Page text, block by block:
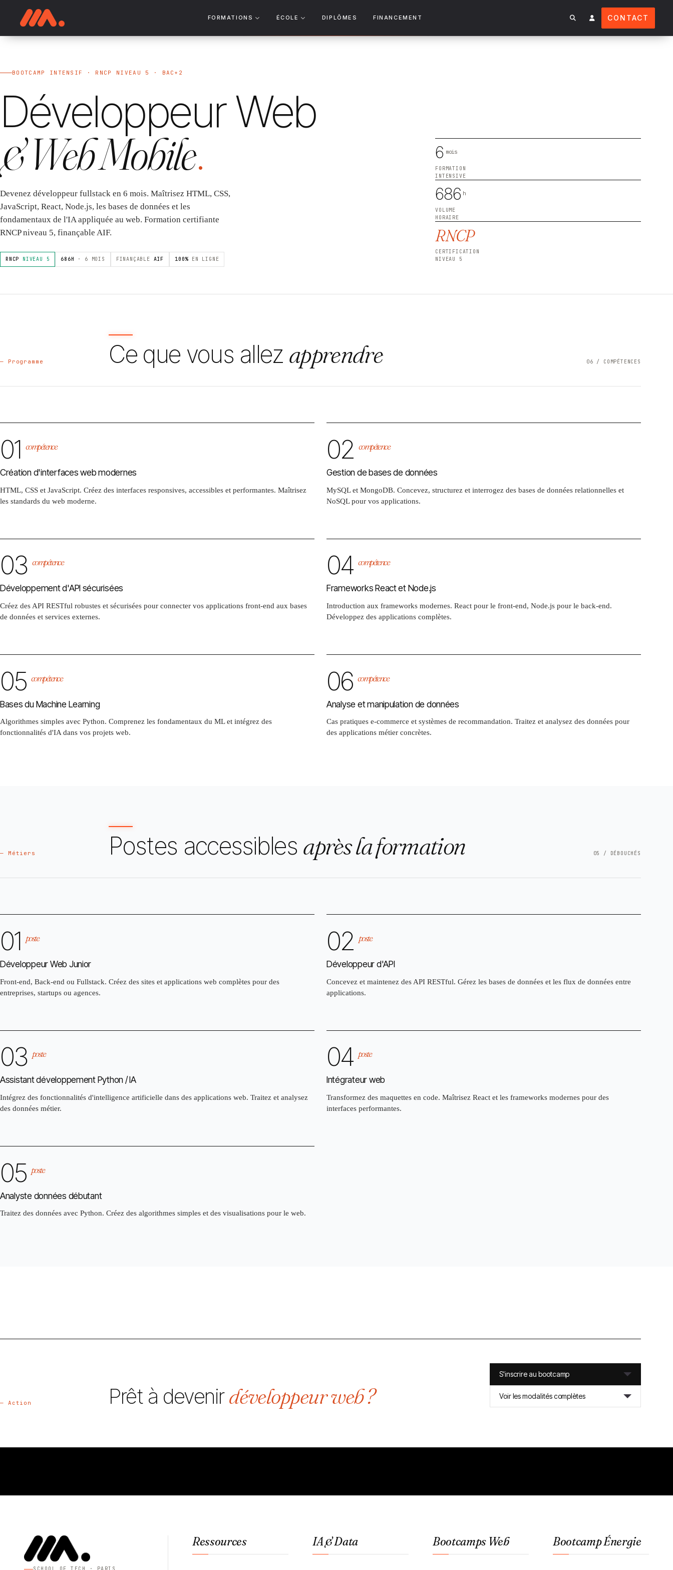
FORMATIONS ÉCOLE DIPLÔMES FINANCEMENT CONTACT
BOOTCAMP INTENSIF · RNCP NIVEAU 5 · BAC+2
Développeur Web
& Web Mobile.
Devenez développeur fullstack en 6 mois. Maîtrisez HTML, CSS,
JavaScript, React, Node.js, les bases de données et les
fondamentaux de l'IA appliquée au web. Formation certifiante
RNCP niveau 5, finançable AIF.
RNCP NIVEAU 5 686H · 6 MOIS FINANÇABLE AIF 100% EN LIGNE
6 mois
FORMATION
INTENSIVE
686 h
VOLUME
HORAIRE
RNCP
CERTIFICATION
NIVEAU 5
— Programme Ce que vous allez apprendre 06 / COMPÉTENCES
01 compétence
Création d'interfaces web modernes
HTML, CSS et JavaScript. Créez des interfaces responsives, accessibles et performantes. Maîtrisez
les standards du web moderne.
02 compétence
Gestion de bases de données
MySQL et MongoDB. Concevez, structurez et interrogez des bases de données relationnelles et
NoSQL pour vos applications.
03 compétence
Développement d'API sécurisées
Créez des API RESTful robustes et sécurisées pour connecter vos applications front-end aux bases
de données et services externes.
04 compétence
Frameworks React et Node.js
Introduction aux frameworks modernes. React pour le front-end, Node.js pour le back-end.
Développez des applications complètes.
05 compétence
Bases du Machine Learning
Algorithmes simples avec Python. Comprenez les fondamentaux du ML et intégrez des
fonctionnalités d'IA dans vos projets web.
06 compétence
Analyse et manipulation de données
Cas pratiques e-commerce et systèmes de recommandation. Traitez et analysez des données pour
des applications métier concrètes.
— Métiers Postes accessibles après la formation 05 / DÉBOUCHÉS
01 poste
Développeur Web Junior
Front-end, Back-end ou Fullstack. Créez des sites et applications web complètes pour des
entreprises, startups ou agences.
02 poste
Développeur d'API
Concevez et maintenez des API RESTful. Gérez les bases de données et les flux de données entre
applications.
03 poste
Assistant développement Python / IA
Intégrez des fonctionnalités d'intelligence artificielle dans des applications web. Traitez et analysez
des données métier.
04 poste
Intégrateur web
Transformez des maquettes en code. Maîtrisez React et les frameworks modernes pour des
interfaces performantes.
05 poste
Analyste données débutant
Traitez des données avec Python. Créez des algorithmes simples et des visualisations pour le web.
— Action Prêt à devenirdéveloppeur web ?
S'inscrire au bootcamp
Voir les modalités complètes
Ressources IA & Data Bootcamps Web Bootcamp Énergie